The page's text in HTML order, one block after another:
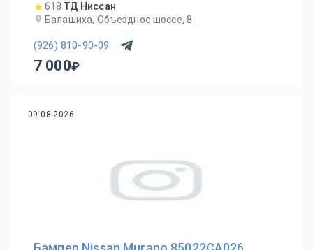
618 ТД Ниссан
Балашиха, Объездное шоссе, 8
(926) 810-90-09
7 000
09.08.2026